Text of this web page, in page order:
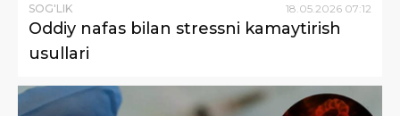
SOG'LIK 18 05 2026 07:12
Oddiy nafas bilan stressni kamaytirish
usullari